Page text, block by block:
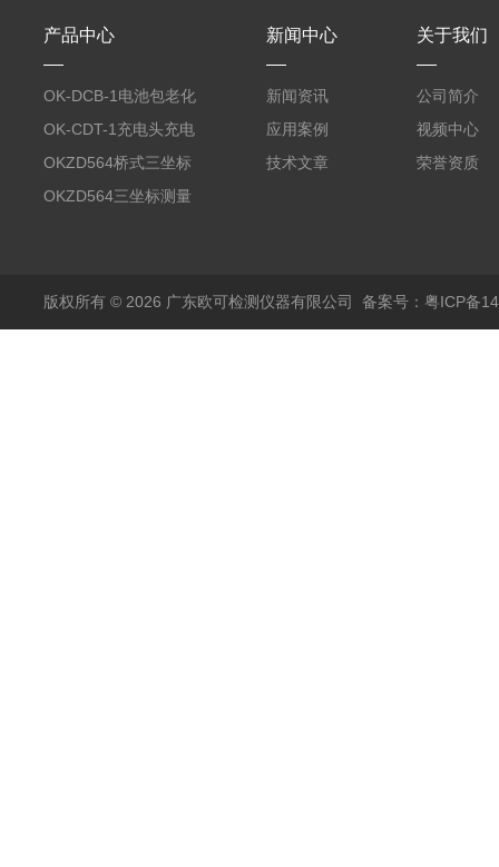
产品中心
OK-DCB-1电池包老化
测试系统
OK-CDT-1充电头充电
宝测试系统
OKZD564桥式三坐标
测量仪
OKZD564三坐标测量
新闻中心
新闻资讯
应用案例
技术文章
关于我们
公司简介
视频中心
荣誉资质
版权所有 © 2026 广东欧可检测仪器有限公司 备案号：粤ICP备